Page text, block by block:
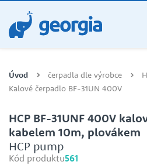
Úvod čerpadla dle výrobce
Kalové čerpadlo BF-31UN 400V
HCP BF-31UNF 400V
kabelem 10m, plovákem
HCP pump
Kód produktu561